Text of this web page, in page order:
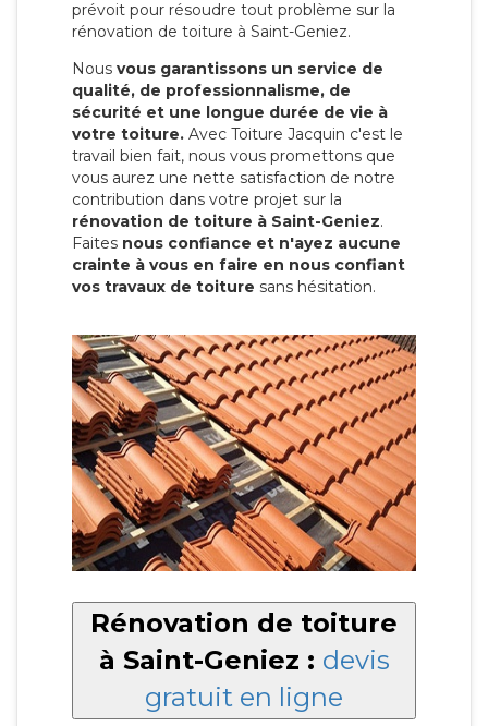
prévoit pour résoudre tout problème sur la
rénovation de toiture à Saint-Geniez.
Nous vous garantissons un service de
qualité, de professionnalisme, de
sécurité et une longue durée de vie à
votre toiture. Avec Toiture Jacquin c'est le
travail bien fait, nous vous promettons que
vous aurez une nette satisfaction de notre
contribution dans votre projet sur la
rénovation de toiture à Saint-Geniez.
Faites nous confiance et n'ayez aucune
crainte à vous en faire en nous confiant
vos travaux de toiture sans hésitation.
Rénovation de toiture
à Saint-Geniez : devis
gratuit en ligne